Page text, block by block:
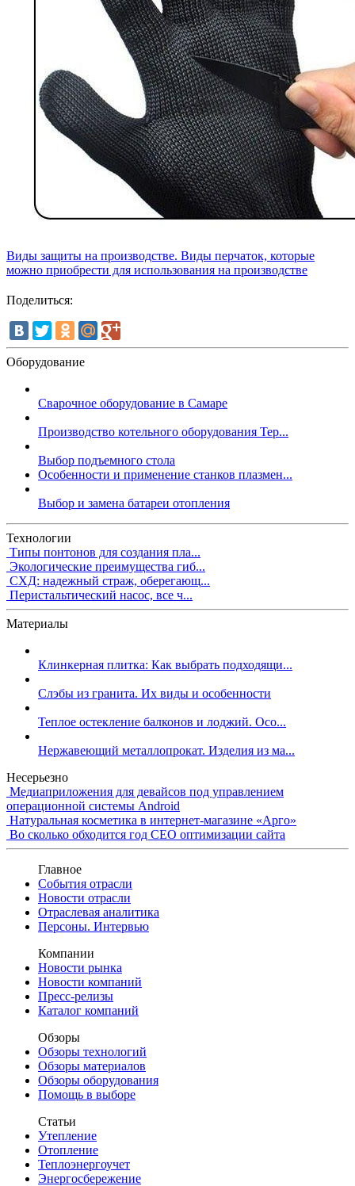
Виды защиты на производстве. Виды перчаток, которые
можно приобрести для использования на производстве
Поделиться:
Оборудование
Сварочное оборудование в Самаре
Производство котельного оборудования Тер...
Выбор подъемного стола
Особенности и применение станков плазмен...
Выбор и замена батареи отопления
Технологии
Типы понтонов для создания пла...
Экологические преимущества гиб...
СХД: надежный страж, оберегающ...
Перистальтический насос, все ч...
Материалы
Клинкерная плитка: Как выбрать подходящи...
Слэбы из гранита. Их виды и особенности
Теплое остекление балконов и лоджий. Осо...
Нержавеющий металлопрокат. Изделия из ма...
Несерьезно
Медиаприложения для девайсов под управлением
операционной системы Android
Натуральная косметика в интернет-магазине «Арго»
Во сколько обходится год СЕО оптимизации сайта
Главное
События отрасли
Новости отрасли
Отраслевая аналитика
Персоны. Интервью
Компании
Новости рынка
Новости компаний
Пресс-релизы
Каталог компаний
Обзоры
Обзоры технологий
Обзоры материалов
Обзоры оборудования
Помощь в выборе
Статьи
Утепление
Отопление
Теплоэнергоучет
Энергосбережение